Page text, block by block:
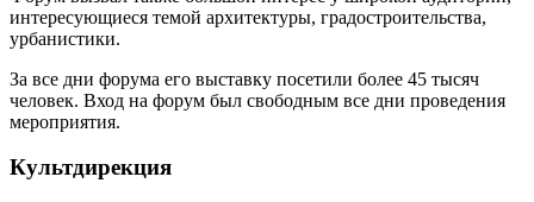
интересующиеся темой архитектуры, градостроительства,
урбанистики.
За все дни форума его выставку посетили более 45 тысяч
человек. Вход на форум был свободным все дни проведения
мероприятия.
Культдирекция